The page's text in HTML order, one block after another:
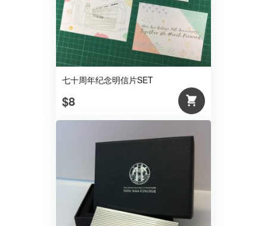
七十周年纪念明信片SET
$8